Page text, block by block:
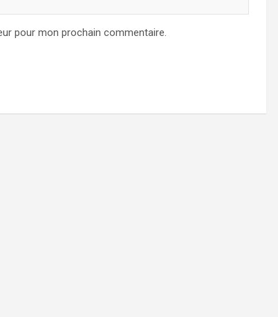
pour mon prochain commentaire.